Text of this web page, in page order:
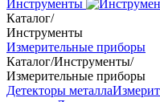
Инструменты
Каталог/
Инструменты
Измерительные приборы
Каталог/Инструменты/
Измерительные приборы
Детекторы металла